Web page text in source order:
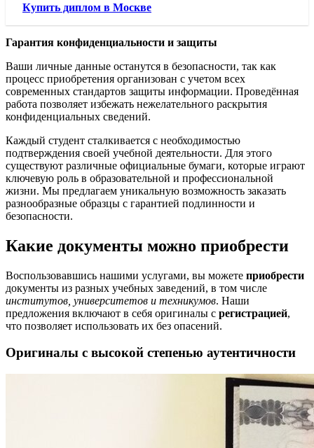
Купить диплом в Москве
Гарантия конфиденциальности и защиты
Ваши личные данные останутся в безопасности, так как
процесс приобретения организован с учетом всех
современных стандартов защиты информации. Проведённая
работа позволяет избежать нежелательного раскрытия
конфиденциальных сведений.
Каждый студент сталкивается с необходимостью
подтверждения своей учебной деятельности. Для этого
существуют различные официальные бумаги, которые играют
ключевую роль в образовательной и профессиональной
жизни. Мы предлагаем уникальную возможность заказать
разнообразные образцы с гарантией подлинности и
безопасности.
Какие документы можно приобрести
Воспользовавшись нашими услугами, вы можете приобрести
документы из разных учебных заведений, в том числе
институтов, университетов и техникумов. Наши
предложения включают в себя оригиналы с регистрацией,
что позволяет использовать их без опасений.
Оригиналы с высокой степенью аутентичности